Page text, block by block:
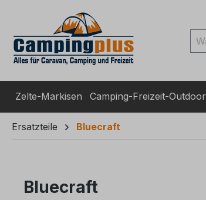
Zur Suche springen
Zelte-Markisen Camping-Freizeit-Outdoor
Ersatzteile Bluecraft
Bluecraft